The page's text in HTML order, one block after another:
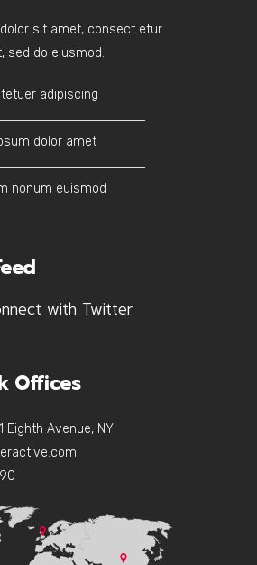
sit amet, consect etur
sed do eiusmod.
adipiscing
dolor amet
nonum euismod
with Twitter
Offices
Eighth Avenue, NY